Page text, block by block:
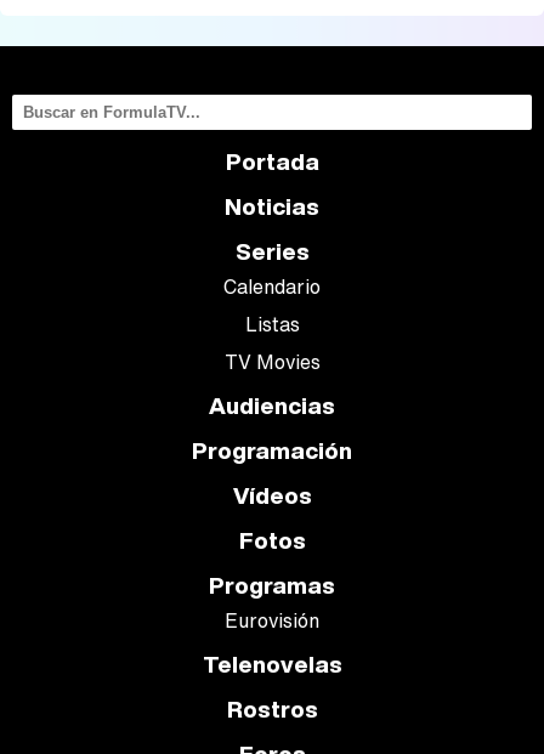
Portada
Noticias
Series
Calendario
Listas
TV Movies
Audiencias
Programación
Vídeos
Fotos
Programas
Eurovisión
Telenovelas
Rostros